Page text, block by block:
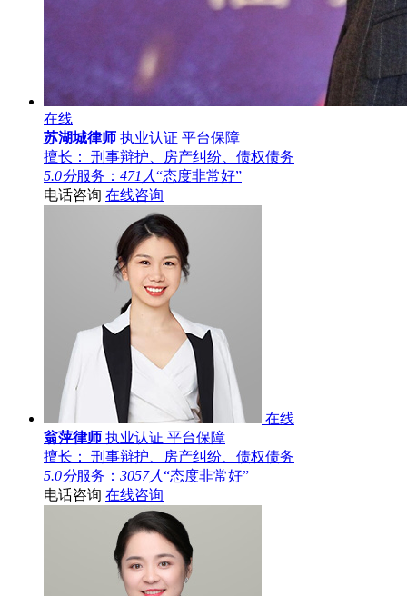
在线
苏湖城律师 执业认证 平台保障
擅长： 刑事辩护、房产纠纷、债权债务
5.0分服务： 471人“态度非常好”
电话咨询 在线咨询
在线
翁萍律师 执业认证 平台保障
擅长： 刑事辩护、房产纠纷、债权债务
5.0分服务： 3057人“态度非常好”
电话咨询 在线咨询